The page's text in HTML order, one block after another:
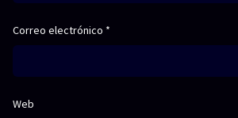
Correo electrónico *
Web